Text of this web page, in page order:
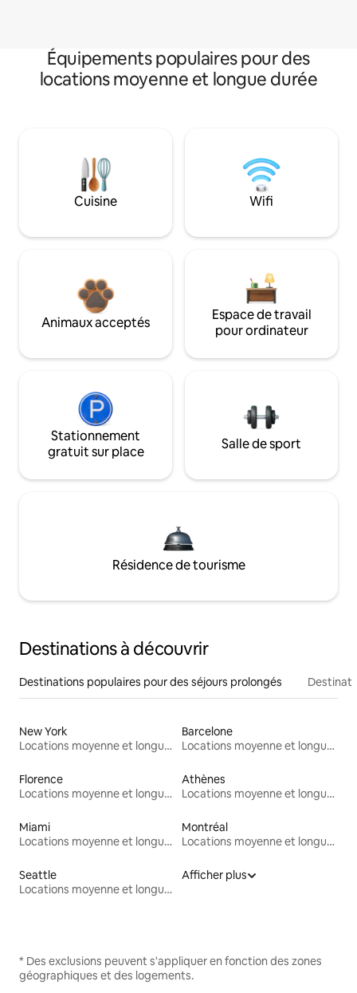
Équipements populaires pour des
locations moyenne et longue durée
Cuisine Wifi
Animaux acceptés
Espace de travail
pour ordinateur
Stationnement
gratuit sur place
Salle de sport
Résidence de tourisme
Destinations à découvrir
Destinations populaires pour des séjours prolongés
New York
Locations moyenne et longue durée
Barcelone
Locations moyenne et longue durée
Florence
Locations moyenne et longue durée
Athènes
Locations moyenne et longue durée
Miami
Locations moyenne et longue durée
Montréal
Locations moyenne et longue durée
Seattle
Locations moyenne et longue durée
Afficher plus
* Des exclusions peuvent s'appliquer en fonction des zones
géographiques et des logements.